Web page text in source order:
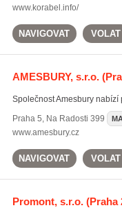
www.korabel.info/
NAVIGOVAT VOLAT
AMESBURY, s.r.o.
Společnost Amesbury
Praha 5, Na Radosti 399
www.amesbury.cz
NAVIGOVAT VOLAT
Promont, s.r.o.(Praha